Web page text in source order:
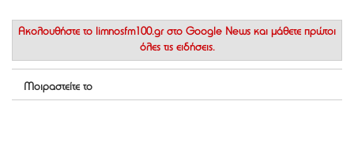
Ακολουθήστε το limnosfm100.gr στο Google News και μάθετε πρώτοι
όλες τις ειδήσεις.
Μοιραστείτε το